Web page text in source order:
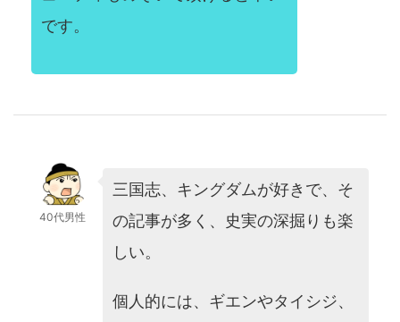
です。
40代男性
三国志、キングダムが好きで、そ
の記事が多く、史実の深掘りも楽
しい。
個人的には、ギエンやタイシジ、